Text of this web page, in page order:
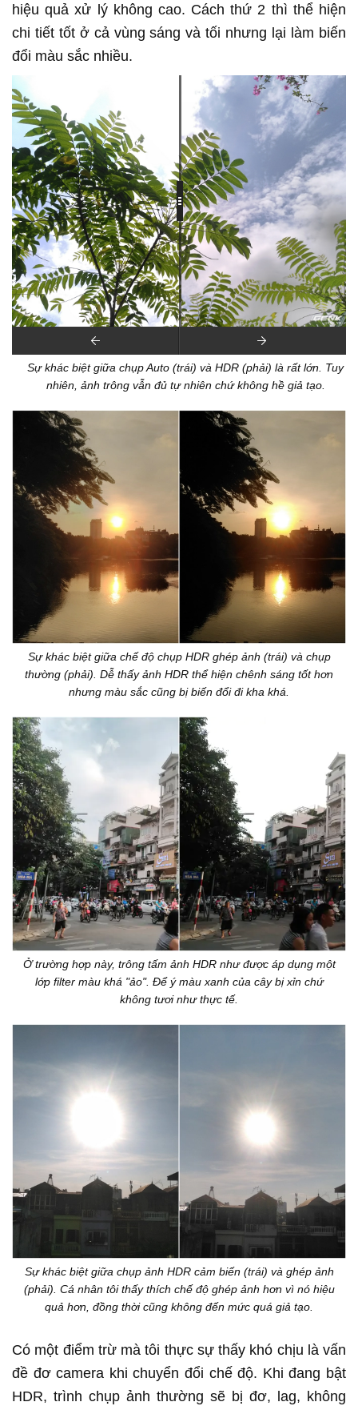
hiệu quả xử lý không cao. Cách thứ 2 thì thể hiện
chi tiết tốt ở cả vùng sáng và tối nhưng lại làm biến
đổi màu sắc nhiều.
Sự khác biệt giữa chụp Auto (trái) và HDR (phải) là rất lớn. Tuy
nhiên, ảnh trông vẫn đủ tự nhiên chứ không hề giả tạo.
Sự khác biệt giữa chế độ chụp HDR ghép ảnh (trái) và chụp
thường (phải). Dễ thấy ảnh HDR thể hiện chênh sáng tốt hơn
nhưng màu sắc cũng bị biến đổi đi kha khá.
Ở trường hợp này, trông tấm ảnh HDR như được áp dụng một
lớp filter màu khá "ảo". Để ý màu xanh của cây bị xỉn chứ
không tươi như thực tế.
Sự khác biệt giữa chụp ảnh HDR cảm biến (trái) và ghép ảnh
(phải). Cá nhân tôi thấy thích chế độ ghép ảnh hơn vì nó hiệu
quả hơn, đồng thời cũng không đến mức quá giả tạo.
Có một điểm trừ mà tôi thực sự thấy khó chịu là vấn
đề đơ camera khi chuyển đổi chế độ. Khi đang bật
HDR, trình chụp ảnh thường sẽ bị đơ, lag, không